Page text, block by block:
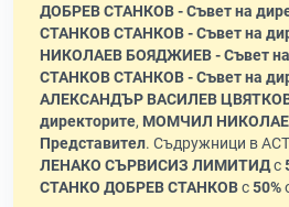
ДОБРЕВ СТАНКОВ - Съвет на
СТАНКОВ СТАНКОВ - Съвет на
НИКОЛАЕВ БОЯДЖИЕВ - Съвет на
СТАНКОВ СТАНКОВ - Съвет на
АЛЕКСАНДЪР ВАСИЛЕВ ЦВЯТКОВ
директорите, МОМЧИЛ
Представител. Съдружници в
ЛЕНАКО СЪРВИСИЗ ЛИМИТИДс
СТАНКО ДОБРЕВ СТАНКОВс50%